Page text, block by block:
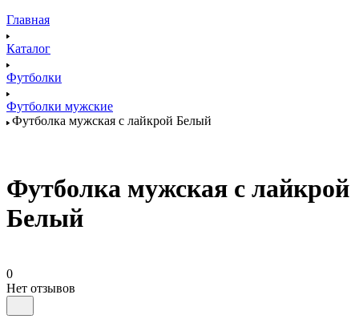
Главная
Каталог
Футболки
Футболки мужские
Футболка мужская с лайкрой Белый
Футболка мужская с лайкрой
Белый
0
Нет отзывов